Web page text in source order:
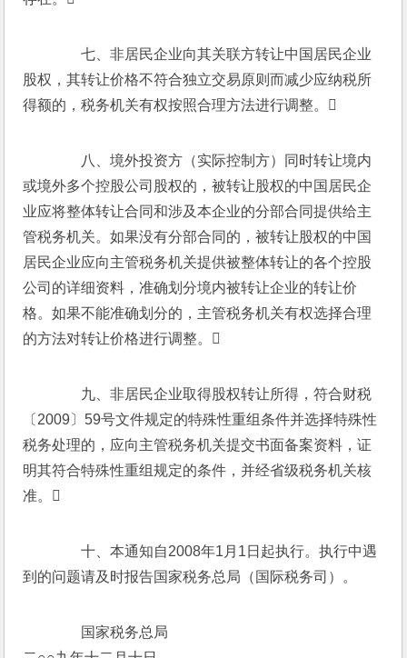
七、非居民企业向其关联方转让中国居民企业
股权，其转让价格不符合独立交易原则而减少应纳税所
得额的，税务机关有权按照合理方法进行调整。
八、境外投资方（实际控制方）同时转让境内
或境外多个控股公司股权的，被转让股权的中国居民企
业应将整体转让合同和涉及本企业的分部合同提供给主
管税务机关。如果没有分部合同的，被转让股权的中国
居民企业应向主管税务机关提供被整体转让的各个控股
公司的详细资料，准确划分境内被转让企业的转让价
格。如果不能准确划分的，主管税务机关有权选择合理
的方法对转让价格进行调整。
九、非居民企业取得股权转让所得，符合财税
〔2009〕59号文件规定的特殊性重组条件并选择特殊性
税务处理的，应向主管税务机关提交书面备案资料，证
明其符合特殊性重组规定的条件，并经省级税务机关核
准。
十、本通知自2008年1月1日起执行。执行中遇
到的问题请及时报告国家税务总局（国际税务司）。
国家税务总局